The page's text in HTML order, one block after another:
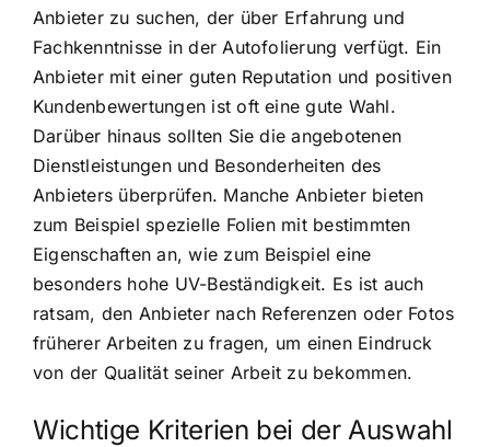
Anbieter zu suchen, der über Erfahrung und
Fachkenntnisse in der Autofolierung verfügt. Ein
Anbieter mit einer guten Reputation und positiven
Kundenbewertungen ist oft eine gute Wahl.
Darüber hinaus sollten Sie die angebotenen
Dienstleistungen und Besonderheiten des
Anbieters überprüfen. Manche Anbieter bieten
zum Beispiel spezielle Folien mit bestimmten
Eigenschaften an, wie zum Beispiel eine
besonders hohe UV-Beständigkeit. Es ist auch
ratsam, den Anbieter nach Referenzen oder Fotos
früherer Arbeiten zu fragen, um einen Eindruck
von der Qualität seiner Arbeit zu bekommen.
Wichtige Kriterien bei der Auswahl